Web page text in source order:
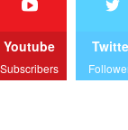
Youtube
Subscribers